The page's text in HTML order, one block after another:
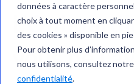
données à caractère
choix à tout moment en
des cookies » disponible en
Pour obtenir plus
nous utilisons, consultez notre
confidentialité.
L'
vous ne